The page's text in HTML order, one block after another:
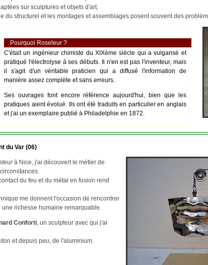
sur sculptures et objets d'art,
du structurel et les montages et assemblages posent souvent des
Pourquoi Roseleur ?
C'était un ingénieur chimiste du XIXème siècle qui a vulgarisé et
pratiqué l'électrolyse à ses débuts. Il n'en est pas l'inventeur, mais
il s'agit d'un véritable praticien qui a diffusé l'information de
manière assez complète et sans erreurs.
Ses ouvrages font encore référence aujourd'hui, bien que les
pratiques aient évolué. Ils ont été traduits en particulier en anglais
et j'ai un exemplaire publié à Philadelphie en 1872.
du Var (06)
à Nice, j'ai découvert le métier de
du feu et du métal en fusion rend
me donnent l'occasion de rencontrer
richesse humaine remarquable.
Conforti, un sculpteur avec qui j'ai
et depuis peu, de l'aluminium.